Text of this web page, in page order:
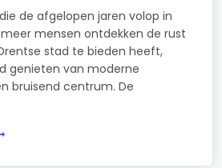
de afgelopen jaren volop in
mensen ontdekken de rust
stad te bieden heeft,
genieten van moderne
bruisend centrum. De